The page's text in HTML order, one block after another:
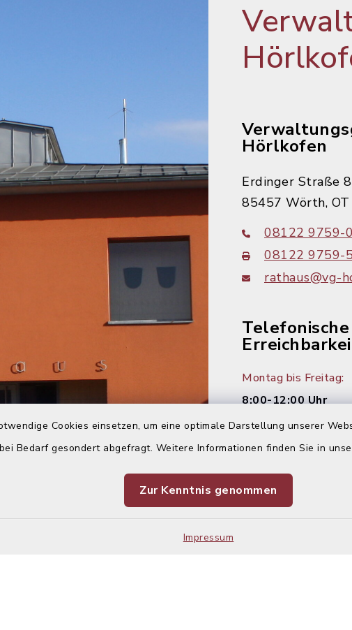
Cookies einsetzen, um eine optimale Darstellung unserer
Bedarf gesondert abgefragt. Weitere Informationen finden Sie in
Zur Kenntnis genommen
Impressum
Hörlkofen
Erdinger Straße
85457 Wörth,
08122 9759-0
08122 9759-
rathaus@vg-
Telefonische
Montag bis Freitag:
8:00-12:00 Uhr
Montag und
14:00-16:00 Uhr
Dienstag:
14:00-18:00 Uhr